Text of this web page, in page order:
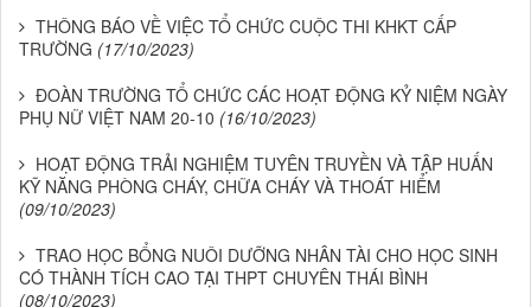
THÔNG BÁO VỀ VIỆC TỔ CHỨC CUỘC THI KHKT CẤP
TRƯỜNG (17/10/2023)
ĐOÀN TRƯỜNG TỔ CHỨC CÁC HOẠT ĐỘNG KỶ NIỆM NGÀY
PHỤ NỮ VIỆT NAM 20-10 (16/10/2023)
HOẠT ĐỘNG TRẢI NGHIỆM TUYÊN TRUYỀN VÀ TẬP HUẤN
KỸ NĂNG PHÒNG CHÁY, CHỮA CHÁY VÀ THOÁT HIỂM
(09/10/2023)
TRAO HỌC BỔNG NUÔI DƯỠNG NHÂN TÀI CHO HỌC SINH
CÓ THÀNH TÍCH CAO TẠI THPT CHUYÊN THÁI BÌNH
(08/10/2023)